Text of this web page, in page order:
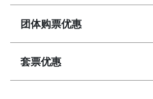
团体购票优惠
套票优惠